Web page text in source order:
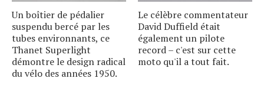
Un boîtier de pédalier
suspendu bercé par les
tubes environnants, ce
Thanet Superlight
démontre le design radical
du vélo des années 1950.
Le célèbre commentateur
David Duffield était
également un pilote
record – c'est sur cette
moto qu'il a tout fait.